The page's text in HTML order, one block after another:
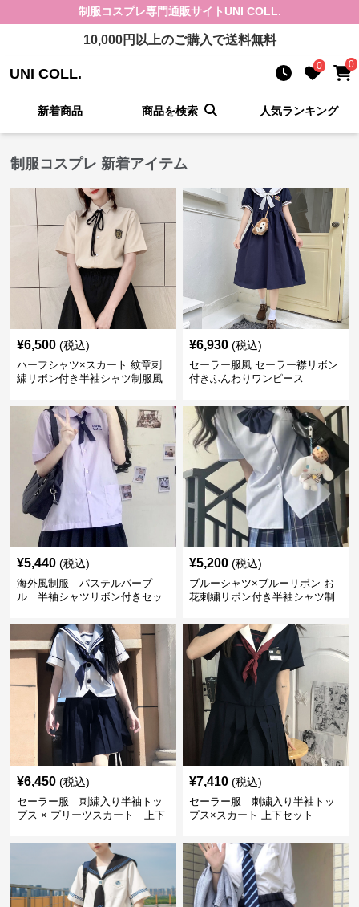
制服コスプレ専門通販サイト UNI COLL.
10,000円以上のご購入で送料無料
UNI COLL. 0 0
新着商品 商品を検索 人気ランキング
制服コスプレ 新着アイテム
¥6,500 (税込)
ハーフシャツ×スカート 紋章刺
繍リボン付き半袖シャツ制服風
¥6,930 (税込)
セーラー服風 セーラー襟リボン
付きふんわりワンピース
¥5,440 (税込)
海外風制服 パステルパープ
ル 半袖シャツリボン付きセッ
¥5,200 (税込)
ブルーシャツ×ブルーリボン お
花刺繍リボン付き半袖シャツ制
¥6,450 (税込)
セーラー服 刺繍入り半袖トッ
プス × プリーツスカート 上下
¥7,410 (税込)
セーラー服 刺繍入り半袖トッ
プス×スカート 上下セット